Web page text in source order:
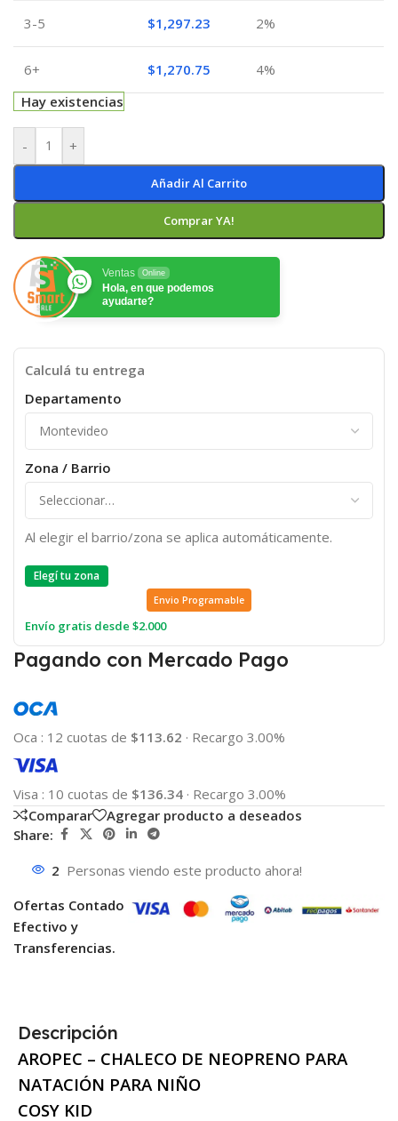
3-5 $1,297.23 2%
6+ $1,270.75
4%
Hay existencias
- +
Añadir Al Carrito
Comprar YA!
Ventas Online
Hola, en que podemos
ayudarte?
Calculá tu entrega
Departamento
Zona / Barrio
Al elegir el barrio/zona se aplica automáticamente.
Elegí tu zona
Envio Programable
Envío gratis desde $2.000
Pagando con Mercado Pago
Oca : 12 cuotas de $113.62 · Recargo 3.00%
Visa : 10 cuotas de $136.34 · Recargo 3.00%
Comparar
Agregar producto a deseados
Share:
2 Personas viendo este producto ahora!
Ofertas Contado
Efectivo y
Transferencias.
Descripción
AROPEC – CHALECO DE NEOPRENO PARA
NATACIÓN PARA NIÑO
COSY KID